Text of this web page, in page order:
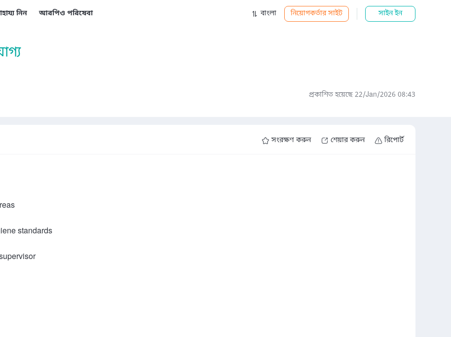
নিন আরপিও পরিষেবা বাংলা নিয়োগকর্তার সাইট সাইন ইন
প্রকাশিত হয়েছে 22/Jan/2026 08:43
সংরক্ষণ করুন শেয়ার করুন রিপোর্ট